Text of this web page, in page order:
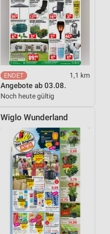
1,1 km
Angebote ab 03.08.
Noch heute gültig
Wiglo Wunderland